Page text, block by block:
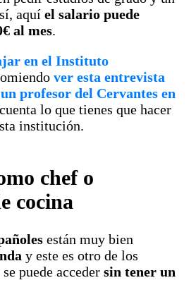
aquí el salario puede
al mes.
en el Instituto
ver esta entrevista
profesor del Cervantes en
lo que tienes que hacer
institución.
chef o
cocina
están muy bien
y este es otro de los
puede acceder sin tener un